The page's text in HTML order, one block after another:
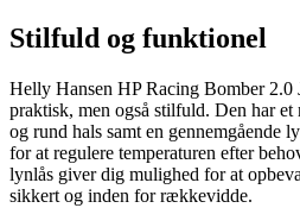
Stilfuld og funktionel
Helly Hansen HP Racing Bomber 2.0
praktisk, men også stilfuld. Den har et
og rund hals samt en gennemgående
for at regulere temperaturen efter
lynlås giver dig mulighed for at
sikkert og inden for rækkevidde.